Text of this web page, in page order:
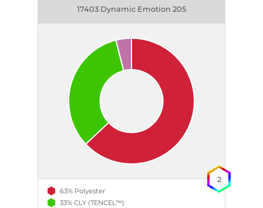
17403 Dynamic Emotion 205
63% Polyester
33% CLY (TENCEL™)
2